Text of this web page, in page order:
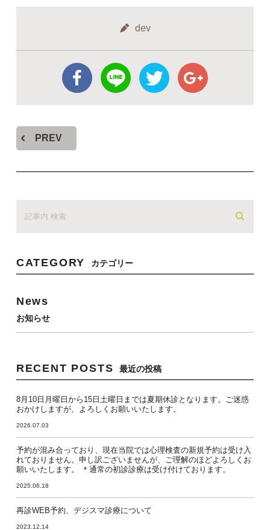
dev
PREV
CATEGORY カテゴリー
News
お知らせ
RECENT POSTS 最近の投稿
8月10日月曜日から15日土曜日までは夏期休診となります。ご迷惑
おかけしますが、よろしくお願いいたします。
2026.07.03
予約が混み合っており、現在当院では心理検査の新規予約は受け入
れておりません。申し訳ございませんが、ご理解のほどよろしくお
願いいたします。 ＊通常の初診診療は受け付けております。
2025.06.18
再診WEB予約、デジスマ診療について
2023.12.14